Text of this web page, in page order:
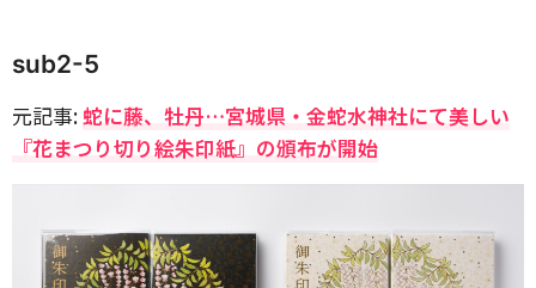
sub2-5
元記事:蛇に藤、牡丹…宮城県・金蛇水神社にて美しい
『花まつり切り絵朱印紙』の頒布が開始